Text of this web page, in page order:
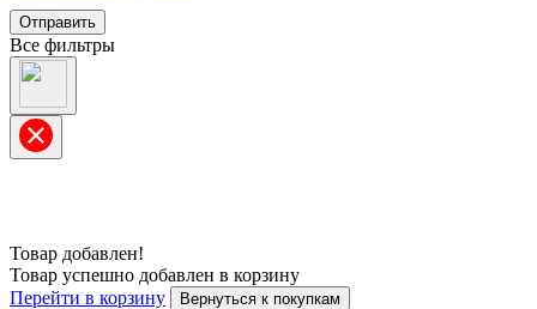
Отправить
Все фильтры
Товар добавлен!
Товар успешно добавлен в корзину
Перейти в корзину
Вернуться к покупкам